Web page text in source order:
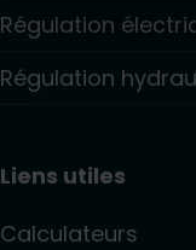
Régulation
Régulation
Liens utiles
Calculateurs